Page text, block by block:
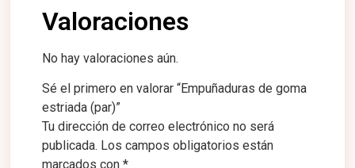
Valoraciones
No hay valoraciones aún.
Sé el primero en valorar “Empuñaduras de goma
estriada (par)”
Tu dirección de correo electrónico no será
publicada. Los campos obligatorios están
marcados con*